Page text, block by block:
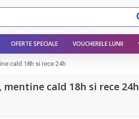
OFERTE SPECIALE VOUCHERELE LUNII
cald 18h si rece 24h
cald 18h si rece 24h